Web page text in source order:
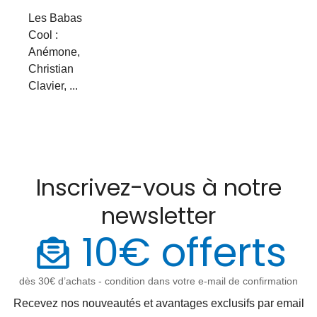
Les Babas
Cool :
Anémone,
Christian
Clavier, ...
Inscrivez-vous à notre
newsletter
10€ offerts
dès 30€ d’achats - condition dans votre e-mail de confirmation
Recevez nos nouveautés et avantages exclusifs par email